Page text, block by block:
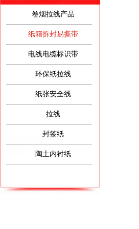
卷烟拉线产品
纸箱拆封易撕带
电线电缆标识带
环保纸拉线
纸张安全线
拉线
封签纸
陶土内衬纸